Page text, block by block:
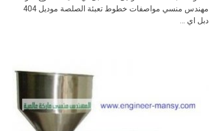
مهندس منسي مواصفات خطوط تعبئة الصلصة موديل 404
دبل اي …